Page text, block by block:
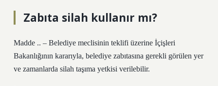
Zabıta silah kullanır mı?
Madde .. – Belediye meclisinin teklifi üzerine İçişleri
Bakanlığının kararıyla, belediye zabıtasına gerekli görülen yer
ve zamanlarda silah taşıma yetkisi verilebilir.